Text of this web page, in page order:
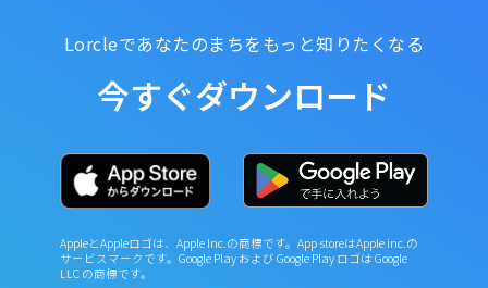
Lorcleであなたのまちをもっと知りたくなる
今すぐダウンロード
AppleとAppleロゴは、Apple Inc.の商標です。App storeはApple inc.の
サービスマークです。Google Play および Google Play ロゴは Google
LLC の商標です。